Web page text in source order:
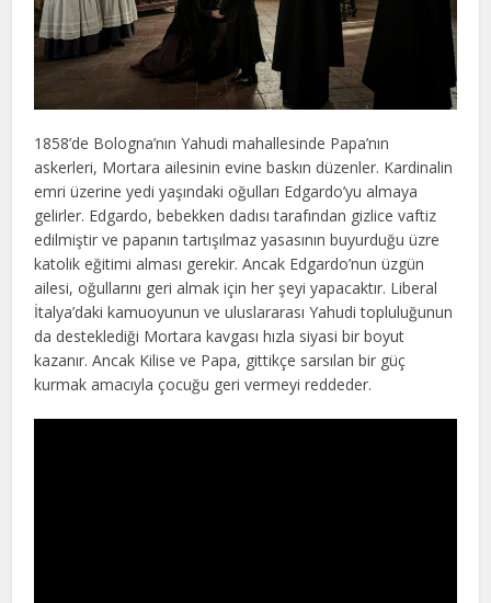
1858’de Bologna’nın Yahudi mahallesinde Papa’nın
askerleri, Mortara ailesinin evine baskın düzenler. Kardinalin
emri üzerine yedi yaşındaki oğulları Edgardo’yu almaya
gelirler. Edgardo, bebekken dadısı tarafından gizlice vaftiz
edilmiştir ve papanın tartışılmaz yasasının buyurduğu üzre
katolik eğitimi alması gerekir. Ancak Edgardo’nun üzgün
ailesi, oğullarını geri almak için her şeyi yapacaktır. Liberal
İtalya’daki kamuoyunun ve uluslararası Yahudi topluluğunun
da desteklediği Mortara kavgası hızla siyasi bir boyut
kazanır. Ancak Kilise ve Papa, gittikçe sarsılan bir güç
kurmak amacıyla çocuğu geri vermeyi reddeder.